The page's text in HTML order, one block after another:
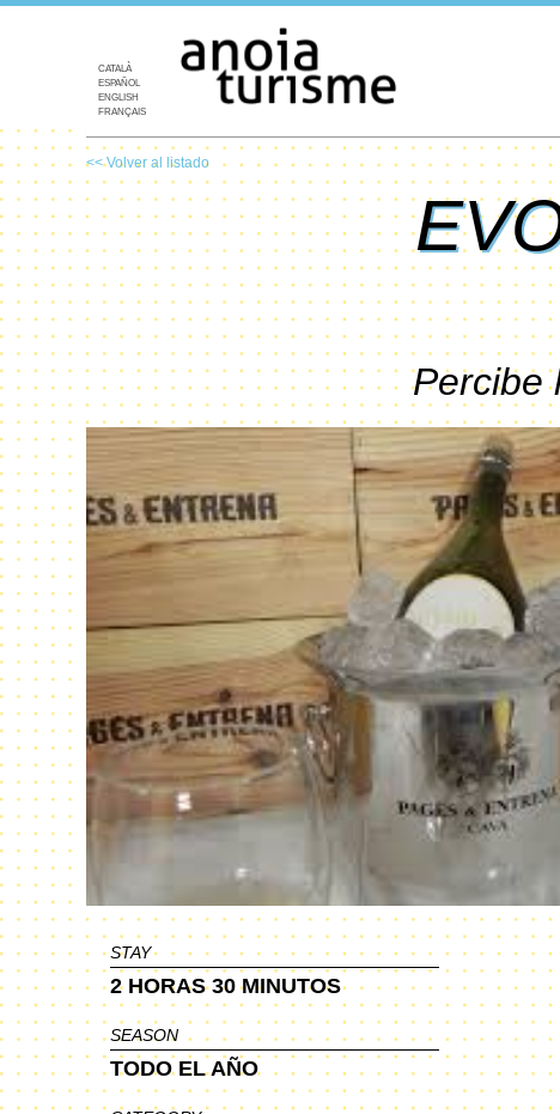
CATALÀ
ESPAÑOL
ENGLISH
FRANÇAIS
<< Volver al listado
Percibe
STAY
2 HORAS 30 MINUTOS
SEASON
TODO EL AÑO